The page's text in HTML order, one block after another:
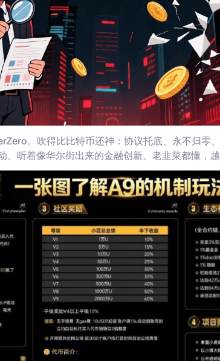
。吹得比比特币还神：协议托底、永不归零
。听着像华尔街出来的金融创新。老韭菜都懂，越